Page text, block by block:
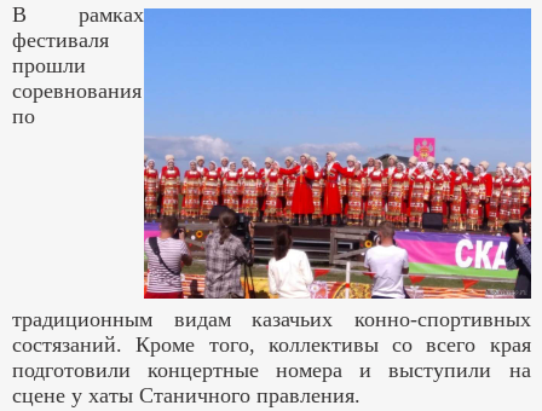
В рамках
фестиваля
прошли
соревнования
по
традиционным видам казачьих конно-спортивных
состязаний. Кроме того, коллективы со всего края
подготовили концертные номера и выступили на
сцене у хаты Станичного правления.